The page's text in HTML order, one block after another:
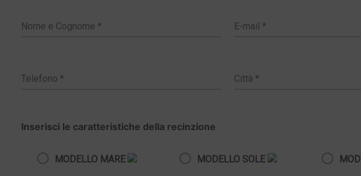
Inserisci le caratteristiche della recinzione
MODELLO MARE MODELLO SOLE